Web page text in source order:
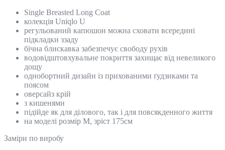
Single Breasted Long Coat
колекція Uniqlo U
регульований капюшон можна сховати всередині
підкладки ззаду
бічна блискавка забезпечує свободу рухів
водовідштовхувальне покриття захищає від невеликого
дощу
однобортний дизайн із прихованими ґудзиками та
поясом
оверсайз крій
з кишенями
підійде як для ділового, так і для повсякденного життя
на моделі розмір М, зріст 175см
Замiри по виробу